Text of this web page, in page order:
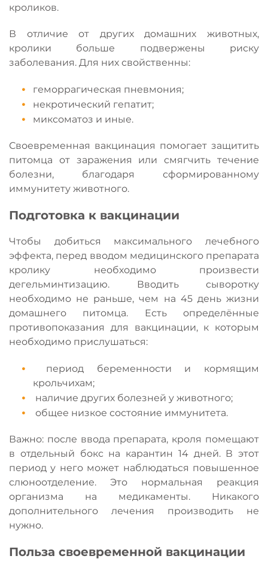
кроликов.
В отличие от других домашних животных,
кролики больше подвержены риску
заболевания. Для них свойственны:
геморрагическая пневмония;
некротический гепатит;
миксоматоз и иные.
Своевременная вакцинация помогает защитить
питомца от заражения или смягчить течение
болезни, благодаря сформированному
иммунитету животного.
Подготовка к вакцинации
Чтобы добиться максимального лечебного
эффекта, перед вводом медицинского препарата
кролику необходимо произвести
дегельминтизацию. Вводить сыворотку
необходимо не раньше, чем на 45 день жизни
домашнего питомца. Есть определённые
противопоказания для вакцинации, к которым
необходимо прислушаться:
период беременности и кормящим
крольчихам;
наличие других болезней у животного;
общее низкое состояние иммунитета.
Важно: после ввода препарата, кроля помещают
в отдельный бокс на карантин 14 дней. В этот
период у него может наблюдаться повышенное
слюноотделение. Это нормальная реакция
организма на медикаменты. Никакого
дополнительного лечения производить не
нужно.
Польза своевременной вакцинации